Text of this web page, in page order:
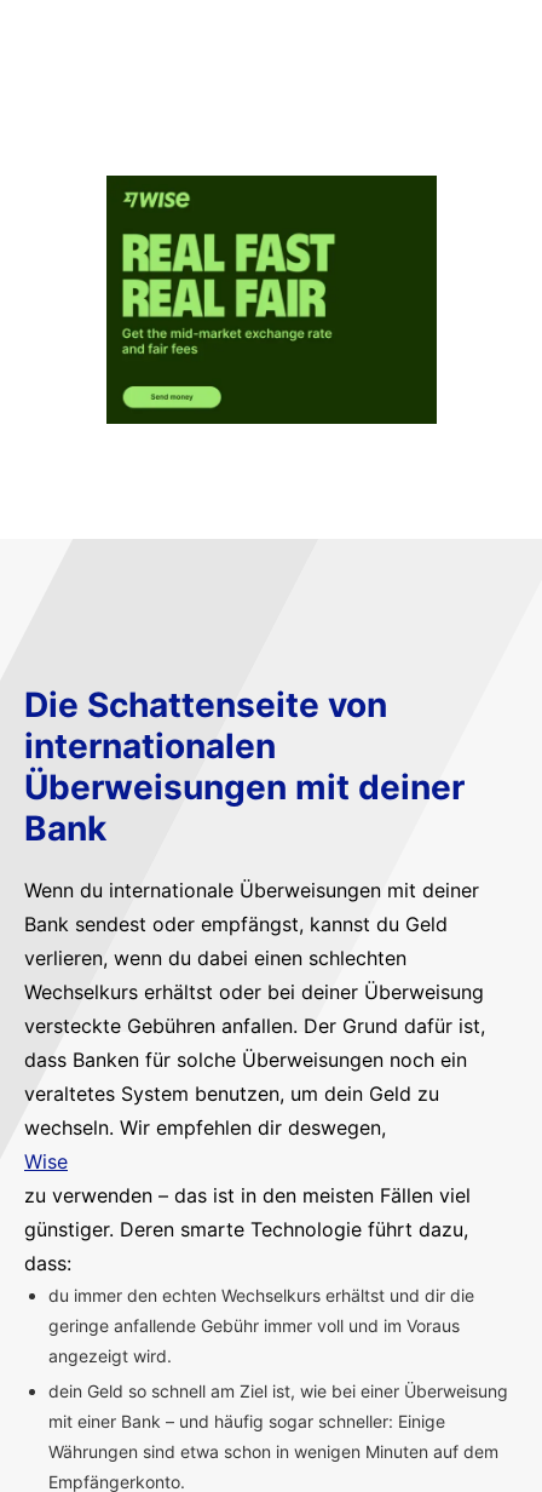
Die Schattenseite von
internationalen
Überweisungen mit deiner
Bank
Wenn du internationale Überweisungen mit deiner
Bank sendest oder empfängst, kannst du Geld
verlieren, wenn du dabei einen schlechten
Wechselkurs erhältst oder bei deiner Überweisung
versteckte Gebühren anfallen. Der Grund dafür ist,
dass Banken für solche Überweisungen noch ein
veraltetes System benutzen, um dein Geld zu
wechseln. Wir empfehlen dir deswegen,
Wise
zu verwenden – das ist in den meisten Fällen viel
günstiger. Deren smarte Technologie führt dazu,
dass:
du immer den echten Wechselkurs erhältst und dir die
geringe anfallende Gebühr immer voll und im Voraus
angezeigt wird.
dein Geld so schnell am Ziel ist, wie bei einer Überweisung
mit einer Bank – und häufig sogar schneller: Einige
Währungen sind etwa schon in wenigen Minuten auf dem
Empfängerkonto.